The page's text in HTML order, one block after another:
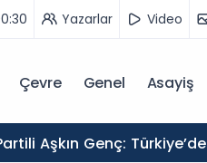
Yazarlar Video
Çevre Genel Asayiş